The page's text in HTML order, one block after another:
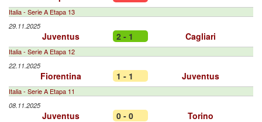
Italia - Serie A Etapa 13
29.11.2025
Juventus 2 - 1 Cagliari
Italia - Serie A Etapa 12
22.11.2025
Fiorentina 1 - 1 Juventus
Italia - Serie A Etapa 11
08.11.2025
Juventus 0 - 0 Torino